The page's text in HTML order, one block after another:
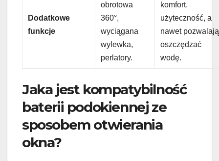
Dodatkowe
funkcje
obrotowa
360°,
wyciągana
wylewka,
perlatory.
komfort,
użyteczność, a
nawet pozwalają
oszczędzać
wodę.
Jaka jest kompatybilność
baterii podokiennej ze
sposobem otwierania
okna?